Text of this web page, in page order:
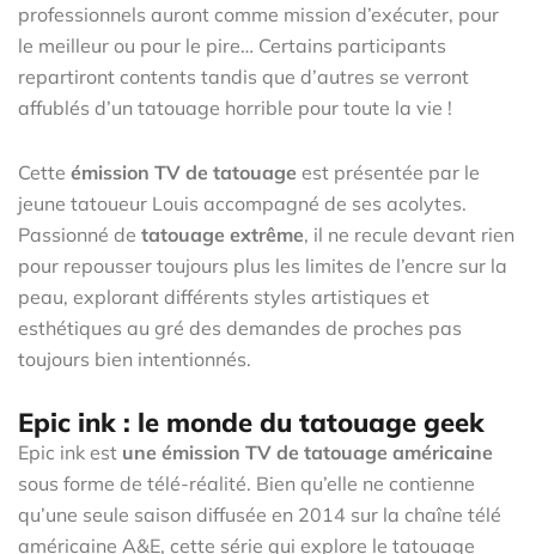
professionnels auront comme mission d’exécuter, pour
le meilleur ou pour le pire… Certains participants
repartiront contents tandis que d’autres se verront
affublés d’un tatouage horrible pour toute la vie !
Cette émission TV de tatouage est présentée par le
jeune tatoueur Louis accompagné de ses acolytes.
Passionné de tatouage extrême, il ne recule devant rien
pour repousser toujours plus les limites de l’encre sur la
peau, explorant différents styles artistiques et
esthétiques au gré des demandes de proches pas
toujours bien intentionnés.
Epic ink : le monde du tatouage geek
Epic ink est une émission TV de tatouage américaine
sous forme de télé-réalité. Bien qu’elle ne contienne
qu’une seule saison diffusée en 2014 sur la chaîne télé
américaine A&E, cette série qui explore le tatouage